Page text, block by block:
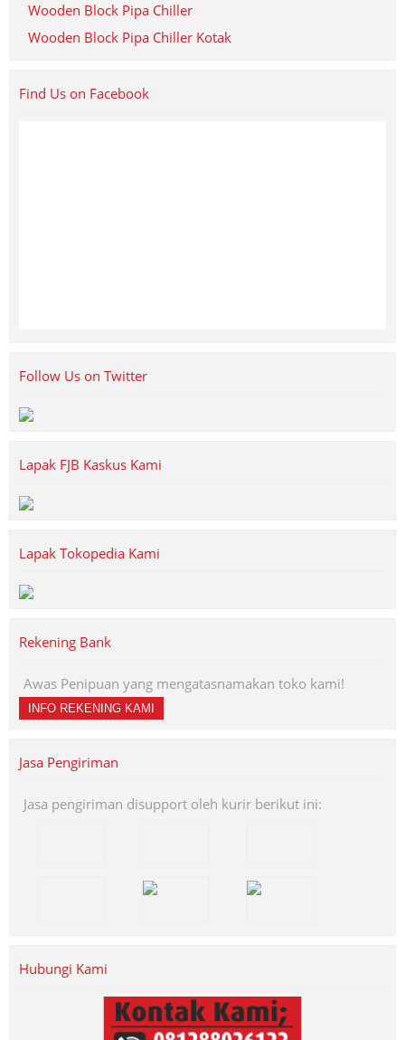
Wooden Block Pipa Chiller
Wooden Block Pipa Chiller Kotak
Find Us on Facebook
Follow Us on Twitter
Lapak FJB Kaskus Kami
Lapak Tokopedia Kami
Rekening Bank
Awas Penipuan yang mengatasnamakan toko kami!
INFO REKENING KAMI
Jasa Pengiriman
Jasa pengiriman disupport oleh kurir berikut ini:
Hubungi Kami